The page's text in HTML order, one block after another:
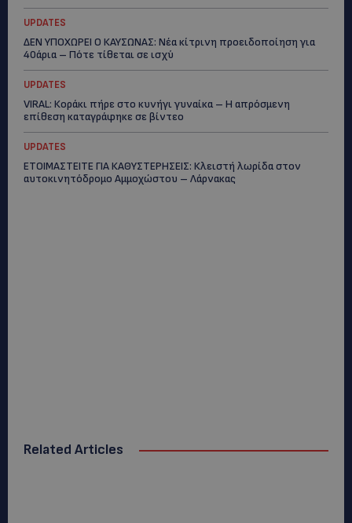
UPDATES
ΔΕΝ ΥΠΟΧΩΡΕΙ Ο ΚΑΥΣΩΝΑΣ: Νέα κίτρινη προειδοποίηση για
40άρια – Πότε τίθεται σε ισχύ
UPDATES
VIRAL: Κοράκι πήρε στο κυνήγι γυναίκα – Η απρόσμενη
επίθεση καταγράφηκε σε βίντεο
UPDATES
ΕΤΟΙΜΑΣΤΕΙΤΕ ΓΙΑ ΚΑΘΥΣΤΕΡΗΣΕΙΣ: Κλειστή λωρίδα στον
αυτοκινητόδρομο Αμμοχώστου – Λάρνακας
Related Articles